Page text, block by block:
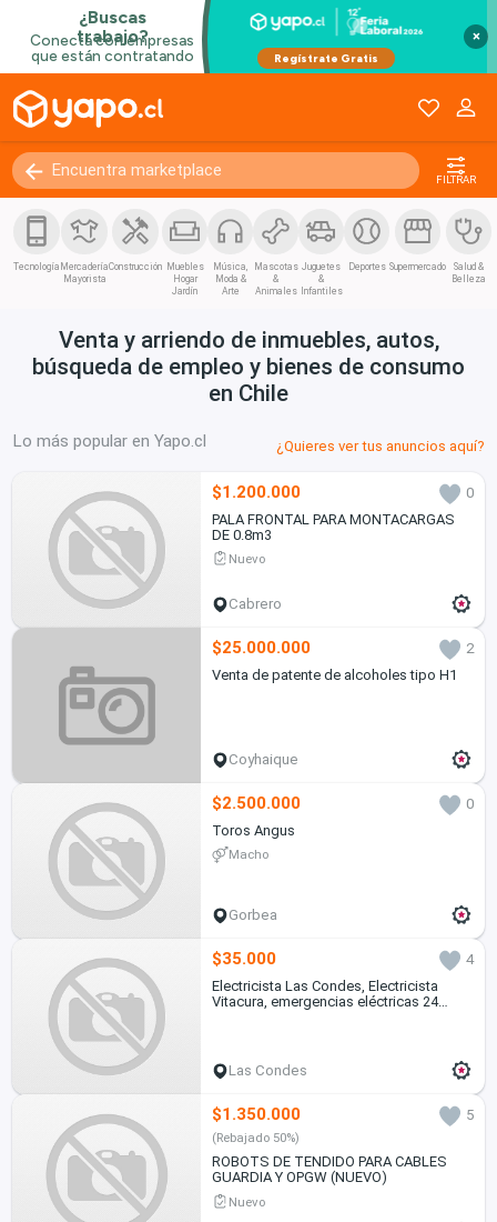
×
FILTRAR
Tecnología Mercadería
Mayorista
Construcción Muebles
Hogar
Jardín
Música,
Moda &
Arte
Mascotas
&
Animales
Juguetes
&
Infantiles
Deportes Supermercado
Salud &
Belleza
Venta y arriendo de inmuebles, autos,
búsqueda de empleo y bienes de consumo
en Chile
Lo más popular en Yapo.cl ¿Quieres ver tus anuncios aquí?
$1.200.000
0
PALA FRONTAL PARA MONTACARGAS
DE 0.8m3
Nuevo
Cabrero
$25.000.000
2
Venta de patente de alcoholes tipo H1
Coyhaique
$2.500.000
0
Toros Angus
Macho
Gorbea
$35.000
4
Electricista Las Condes, Electricista
Vitacura, emergencias eléctricas 24
Las Condes
$1.350.000 5
(Rebajado 50%)
ROBOTS DE TENDIDO PARA CABLES
GUARDIA Y OPGW (NUEVO)
Nuevo